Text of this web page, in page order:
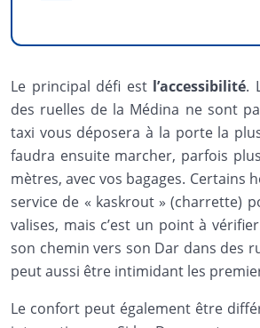
Le principal défi est l’accessibilité.
des ruelles de la Médina ne sont
taxi vous déposera à la porte la
faudra ensuite marcher, parfois
mètres, avec vos bagages. Certains
service de « kaskrout » (charrette)
valises, mais c’est un point à
son chemin vers son Dar dans des
peut aussi être intimidant les
Le confort peut également être